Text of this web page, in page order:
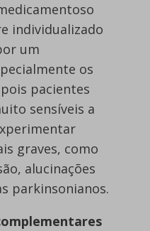
individualizado
um
os
pacientes
sensíveis a
graves, como
alucinações
parkinsonianos.